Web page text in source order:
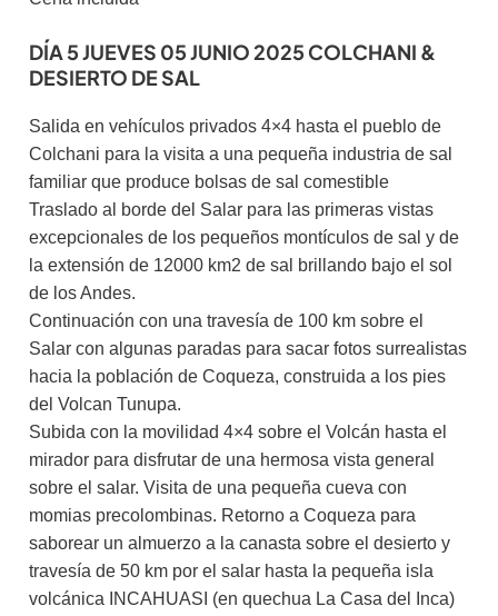
DÍA 5 JUEVES 05 JUNIO 2025 COLCHANI &
DESIERTO DE SAL
Salida en vehículos privados 4×4 hasta el pueblo de
Colchani para la visita a una pequeña industria de sal
familiar que produce bolsas de sal comestible
Traslado al borde del Salar para las primeras vistas
excepcionales de los pequeños montículos de sal y de
la extensión de 12000 km2 de sal brillando bajo el sol
de los Andes.
Continuación con una travesía de 100 km sobre el
Salar con algunas paradas para sacar fotos surrealistas
hacia la población de Coqueza, construida a los pies
del Volcan Tunupa.
Subida con la movilidad 4×4 sobre el Volcán hasta el
mirador para disfrutar de una hermosa vista general
sobre el salar. Visita de una pequeña cueva con
momias precolombinas. Retorno a Coqueza para
saborear un almuerzo a la canasta sobre el desierto y
travesía de 50 km por el salar hasta la pequeña isla
volcánica INCAHUASI (en quechua La Casa del Inca)